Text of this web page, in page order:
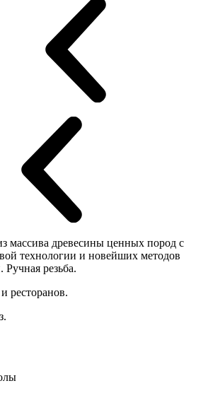
массива древесины ценных пород с
технологии и новейших методов
Ручная резьба.
ресторанов.